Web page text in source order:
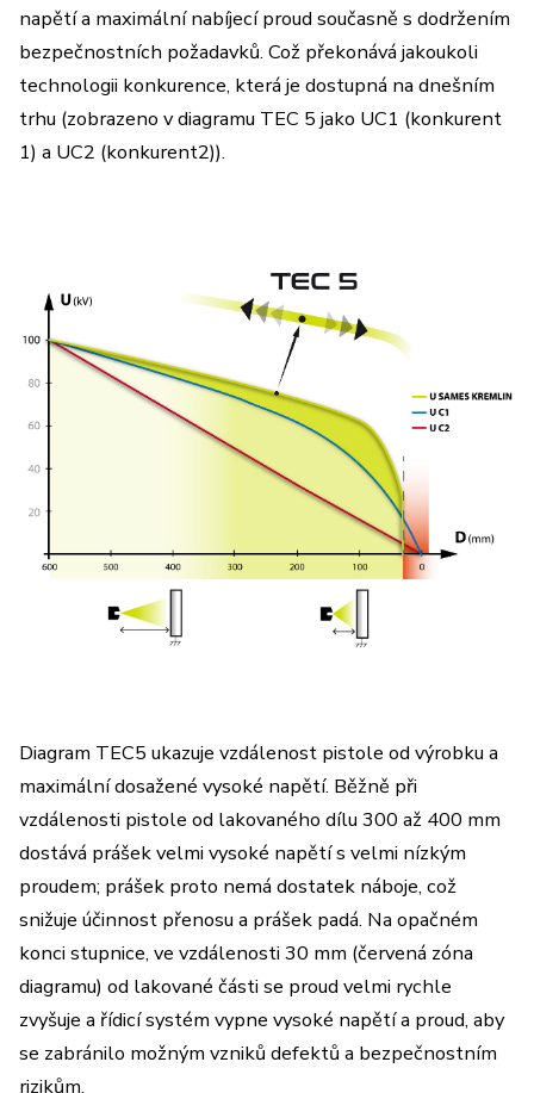
napětí a maximální nabíjecí proud současně s dodržením
bezpečnostních požadavků. Což překonává jakoukoli
technologii konkurence, která je dostupná na dnešním
trhu (zobrazeno v diagramu TEC 5 jako UC1 (konkurent
1) a UC2 (konkurent2)).
Diagram TEC5 ukazuje vzdálenost pistole od výrobku a
maximální dosažené vysoké napětí. Běžně při
vzdálenosti pistole od lakovaného dílu 300 až 400 mm
dostává prášek velmi vysoké napětí s velmi nízkým
proudem; prášek proto nemá dostatek náboje, což
snižuje účinnost přenosu a prášek padá. Na opačném
konci stupnice, ve vzdálenosti 30 mm (červená zóna
diagramu) od lakované části se proud velmi rychle
zvyšuje a řídicí systém vypne vysoké napětí a proud, aby
se zabránilo možným vzniků defektů a bezpečnostním
rizikům.